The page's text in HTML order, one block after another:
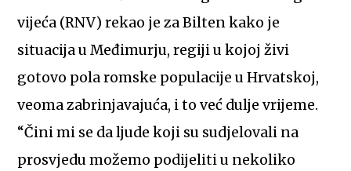
vijeća (RNV) rekao je za Bilten kako je
situacija u Međimurju, regiji u kojoj živi
gotovo pola romske populacije u Hrvatskoj,
veoma zabrinjavajuća, i to već dulje vrijeme.
“Čini mi se da ljude koji su sudjelovali na
prosvjedu možemo podijeliti u nekoliko